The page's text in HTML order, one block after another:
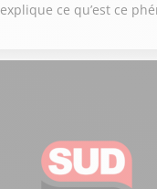
explique ce qu’est ce